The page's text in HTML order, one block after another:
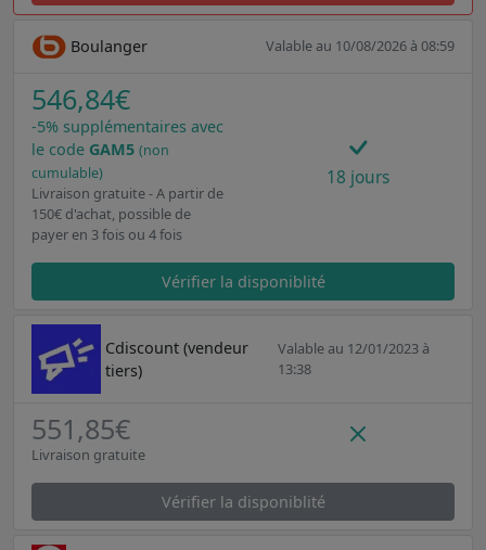
Boulanger Valable au 10/08/2026 à 08:59
546,84€
-5% supplémentaires avec
le code GAM5 (non
cumulable)
Livraison gratuite - A partir de
150€ d'achat, possible de
payer en 3 fois ou 4 fois
18 jours
Vérifier la disponiblité
Cdiscount (vendeur
tiers)
Valable au 12/01/2023 à
13:38
551,85€
Livraison gratuite
Vérifier la disponiblité